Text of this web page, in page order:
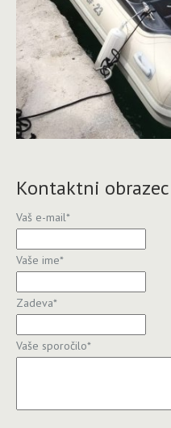
Kontaktni obrazec
Vaš e-mail*
Vaše ime*
Zadeva*
Vaše sporočilo*